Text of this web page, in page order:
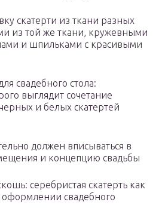
скатерти из ткани разных
из той же ткани, кружевными
и шпильками с красивыми
свадебного стола:
выглядит сочетание
и белых скатертей
должен вписываться в
и концепцию свадьбы
серебристая скатерть как
свадебного